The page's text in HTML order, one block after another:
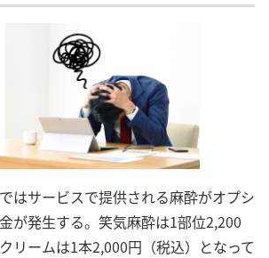
はサービスで提供される麻酔がオプシ
が発生する。笑気麻酔は1部位2,200
リームは1本2,000円（税込）となって